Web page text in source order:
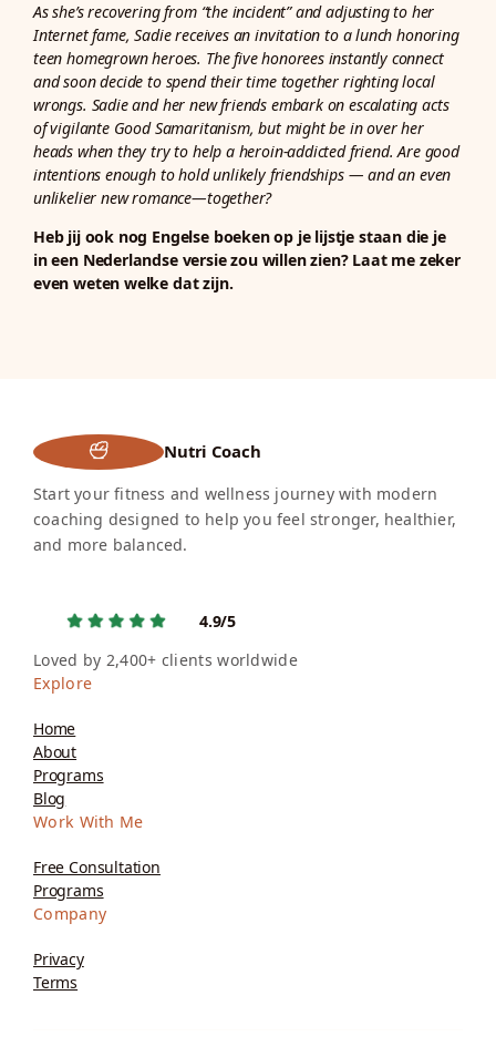
As she’s recovering from “the incident” and adjusting to her
Internet fame, Sadie receives an invitation to a lunch honoring
teen homegrown heroes. The five honorees instantly connect
and soon decide to spend their time together righting local
wrongs. Sadie and her new friends embark on escalating acts
of vigilante Good Samaritanism, but might be in over her
heads when they try to help a heroin-addicted friend. Are good
intentions enough to hold unlikely friendships — and an even
unlikelier new romance—together?
Heb jij ook nog Engelse boeken op je lijstje staan die je
in een Nederlandse versie zou willen zien? Laat me zeker
even weten welke dat zijn.
Nutri Coach
Start your fitness and wellness journey with modern
coaching designed to help you feel stronger, healthier,
and more balanced.
4.9/5
Loved by 2,400+ clients worldwide
Explore
Home
About
Programs
Blog
Work With Me
Free Consultation
Programs
Company
Privacy
Terms